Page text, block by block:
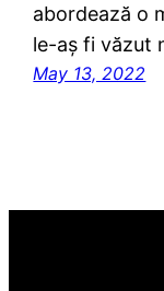
abordează o
le-aș fi văzut
May 13, 2022